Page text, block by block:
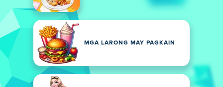
MGA LARONG MAY PAGKAIN